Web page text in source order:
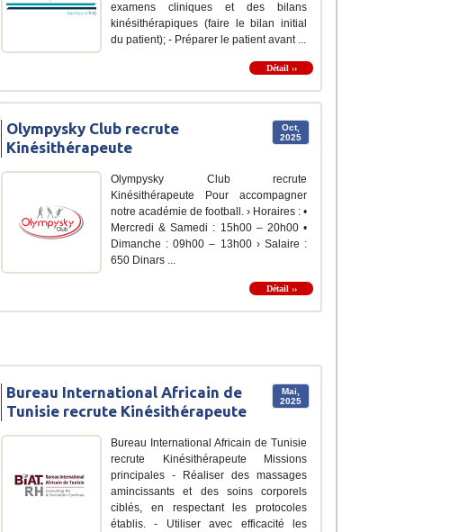
examens cliniques et des bilans
kinésithérapiques (faire le bilan initial
du patient); - Préparer le patient avant ...
Détail ››
Oct,
2025
Olympysky Club recrute
Kinésithérapeute
Olympysky Club recrute
Kinésithérapeute Pour accompagner
notre académie de football. ›️ Horaires : •
Mercredi & Samedi : 15h00 – 20h00 •
Dimanche : 09h00 – 13h00 › Salaire :
650 Dinars ...
Détail ››
Mai,
2025
Bureau International Africain de
Tunisie recrute Kinésithérapeute
Bureau International Africain de Tunisie
recrute Kinésithérapeute Missions
principales - Réaliser des massages
amincissants et des soins corporels
ciblés, en respectant les protocoles
établis. - Utiliser avec efficacité les